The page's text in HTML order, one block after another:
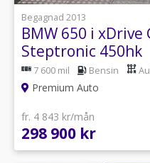
Begagnad 2013
BMW 650 i xDrive
Steptronic 450hk
7 600 mil Bensin
Premium Auto
fr. 4 843 kr/mån
298 900 kr